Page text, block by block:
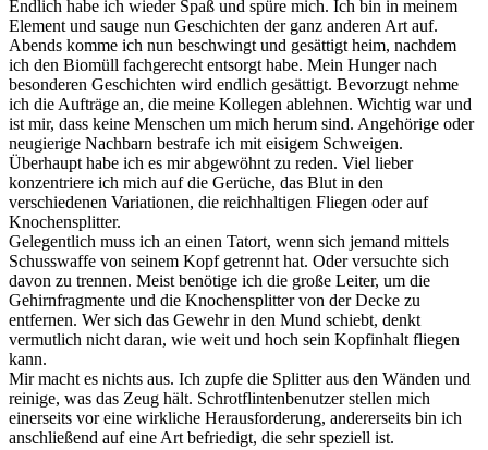
Endlich habe ich wieder Spaß und spüre mich. Ich bin in meinem
Element und sauge nun Geschichten der ganz anderen Art auf.
Abends komme ich nun beschwingt und gesättigt heim, nachdem
ich den Biomüll fachgerecht entsorgt habe. Mein Hunger nach
besonderen Geschichten wird endlich gesättigt. Bevorzugt nehme
ich die Aufträge an, die meine Kollegen ablehnen. Wichtig war und
ist mir, dass keine Menschen um mich herum sind. Angehörige oder
neugierige Nachbarn bestrafe ich mit eisigem Schweigen.
Überhaupt habe ich es mir abgewöhnt zu reden. Viel lieber
konzentriere ich mich auf die Gerüche, das Blut in den
verschiedenen Variationen, die reichhaltigen Fliegen oder auf
Knochensplitter.
Gelegentlich muss ich an einen Tatort, wenn sich jemand mittels
Schusswaffe von seinem Kopf getrennt hat. Oder versuchte sich
davon zu trennen. Meist benötige ich die große Leiter, um die
Gehirnfragmente und die Knochensplitter von der Decke zu
entfernen. Wer sich das Gewehr in den Mund schiebt, denkt
vermutlich nicht daran, wie weit und hoch sein Kopfinhalt fliegen
kann.
Mir macht es nichts aus. Ich zupfe die Splitter aus den Wänden und
reinige, was das Zeug hält. Schrotflintenbenutzer stellen mich
einerseits vor eine wirkliche Herausforderung, andererseits bin ich
anschließend auf eine Art befriedigt, die sehr speziell ist.